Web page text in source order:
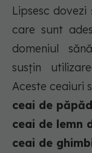
Lipsesc
care sunt
domeniul
susțin
Aceste ceaiuri
ceai de
ceai de lemn
ceai de